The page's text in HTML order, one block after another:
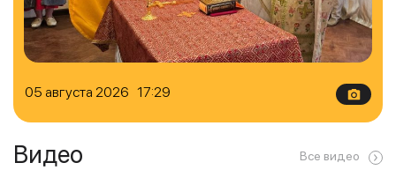
05 августа 2026 17:29
Видео Все видео